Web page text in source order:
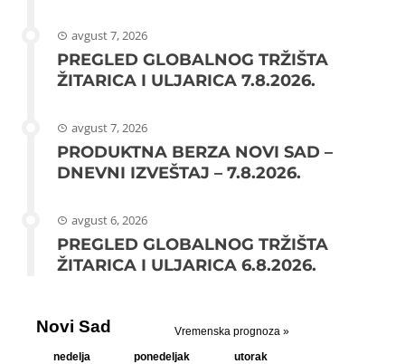
avgust 7, 2026
PREGLED GLOBALNOG TRŽIŠTA
ŽITARICA I ULJARICA 7.8.2026.
avgust 7, 2026
PRODUKTNA BERZA NOVI SAD –
DNEVNI IZVEŠTAJ – 7.8.2026.
avgust 6, 2026
PREGLED GLOBALNOG TRŽIŠTA
ŽITARICA I ULJARICA 6.8.2026.